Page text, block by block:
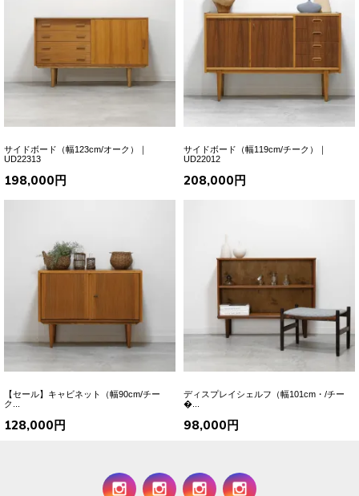
サイドボード（幅123cm/オーク）｜
UD22313
198,000円
サイドボード（幅119cm/チーク）｜
UD22012
208,000円
【セール】キャビネット（幅90cm/チー
ク...
128,000円
ディスプレイシェルフ（幅101cm・/チー
�...
98,000円